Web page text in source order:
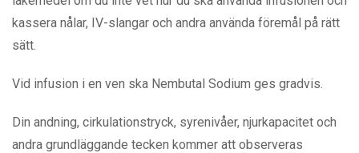
kassera nålar, IV-slangar och andra använda föremål på rätt
sätt.
Vid infusion i en ven ska Nembutal Sodium ges gradvis.
Din andning, cirkulationstryck, syrenivåer, njurkapacitet och
andra grundläggande tecken kommer att observeras